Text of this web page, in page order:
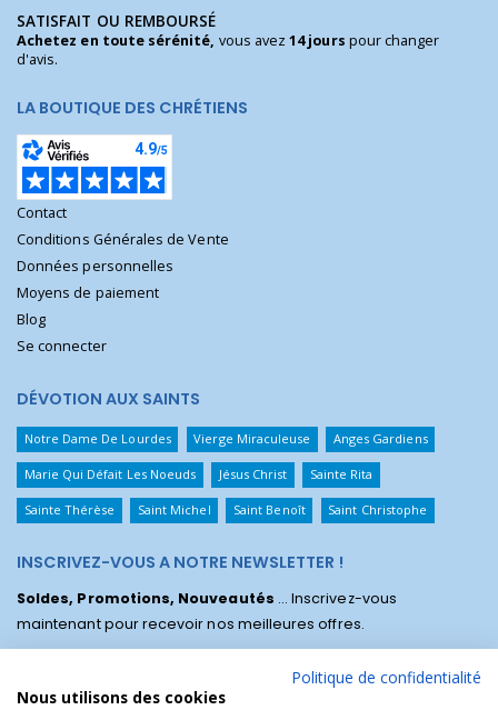
SATISFAIT OU REMBOURSÉ
Achetez en toute sérénité, vous avez14 jours pour changer
d'avis.
LA BOUTIQUE DES CHRÉTIENS
Contact
Conditions Générales de Vente
Données personnelles
Moyens de paiement
Blog
Se connecter
DÉVOTION AUX SAINTS
Notre Dame De Lourdes Vierge Miraculeuse Anges Gardiens
Marie Qui Défait Les Noeuds Jésus Christ Sainte Rita
Sainte Thérèse Saint Michel Saint Benoît Saint Christophe
INSCRIVEZ-VOUS A NOTRE NEWSLETTER !
Soldes, Promotions, Nouveautés ... Inscrivez-vous
maintenant pour recevoir nos meilleures offres.
Politique de confidentialité
Nous utilisons des cookies